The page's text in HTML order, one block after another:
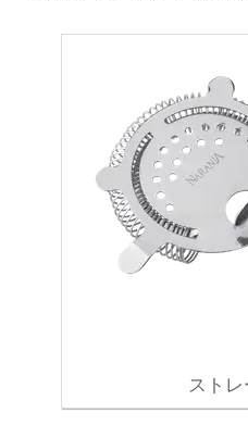
スト